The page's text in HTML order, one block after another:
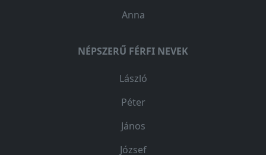
Anna
NÉPSZERŰ FÉRFI NEVEK
László
Péter
János
József